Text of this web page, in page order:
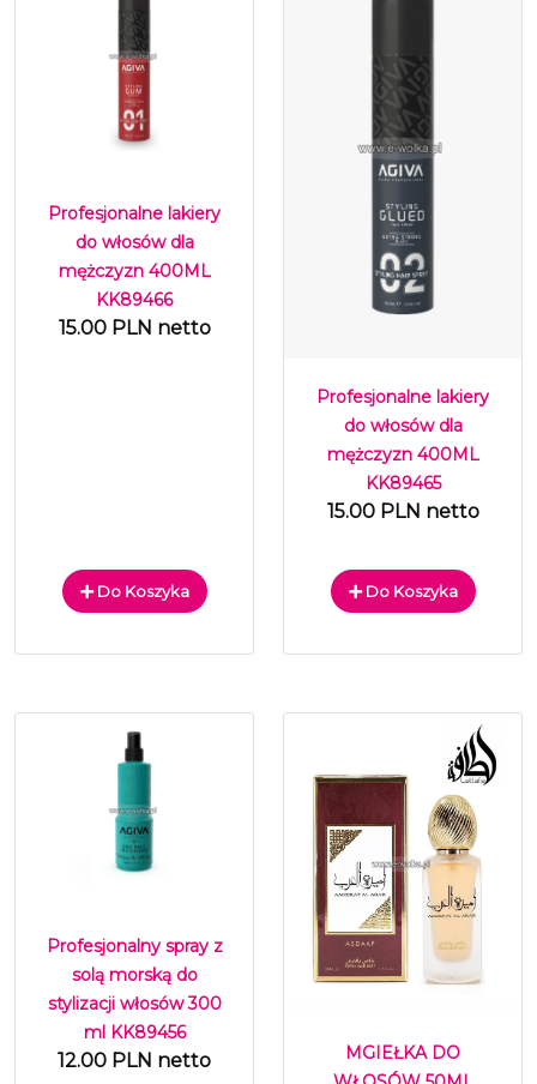
Profesjonalne lakiery
do włosów dla
mężczyzn 400ML
KK89466
15.00 PLN netto
Do Koszyka
Profesjonalne lakiery
do włosów dla
mężczyzn 400ML
KK89465
15.00 PLN netto
Do Koszyka
Profesjonalny spray z
solą morską do
stylizacji włosów 300
ml KK89456
12.00 PLN netto
MGIEŁKA DO